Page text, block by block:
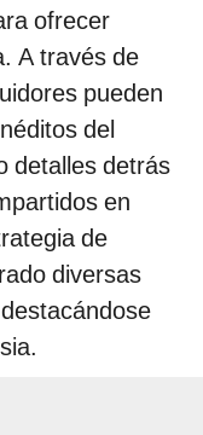
ofrecer
A través de
pueden
del
detalles detrás
en
de
diversas